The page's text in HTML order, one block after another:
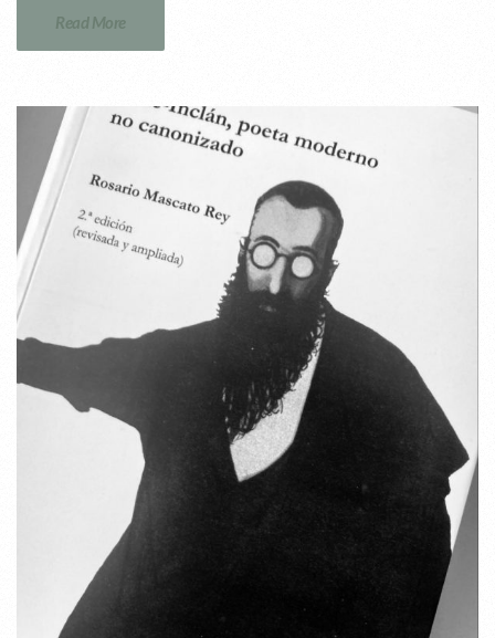
Read More